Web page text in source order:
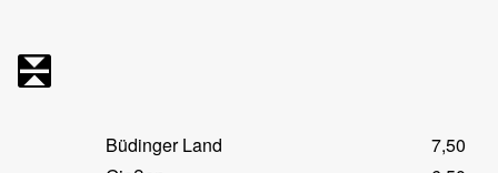
Büdinger Land
7,50